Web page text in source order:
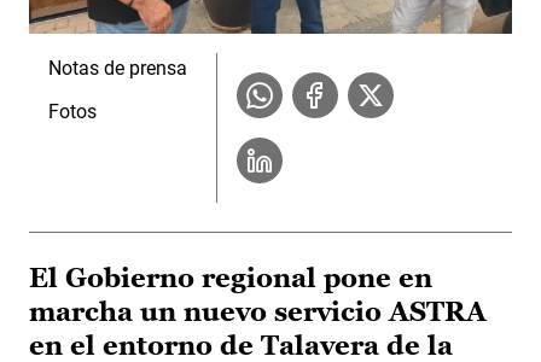
Notas de prensa
Fotos
El Gobierno regional pone en
marcha un nuevo servicio ASTRA
en el entorno de Talavera de la